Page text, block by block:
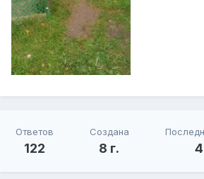
Ответов
122
Создана
8 г. 4